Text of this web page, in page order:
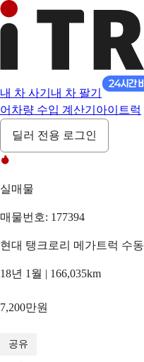
내 차 사기 내 차 팔기
어 차량 수입 계산기 아이트럭
딜러 전용 로그인
실매물
매물번호: 177394
현대 탱크로리 메가트럭 수동
18년 1월 | 166,035km
7,200만원
공유
/17